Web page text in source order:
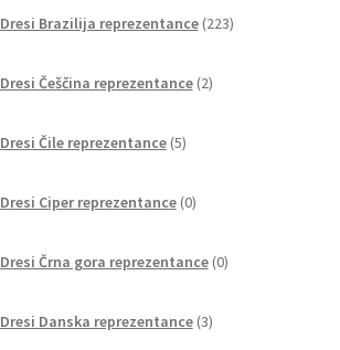
Dresi Brazilija reprezentance 223izdelkov
Dresi Češčina reprezentance 2izdelka
Dresi Čile reprezentance 5izdelkov
Dresi Ciper reprezentance 0izdelkov
Dresi Črna gora reprezentance 0izdelkov
Dresi Danska reprezentance 3izdelki